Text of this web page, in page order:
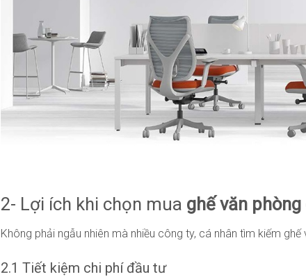
2- Lợi ích khi chọn mua ghế văn phòng
Không phải ngẫu nhiên mà nhiều công ty, cá nhân tìm kiếm
2.1 Tiết kiệm chi phí đầu tư